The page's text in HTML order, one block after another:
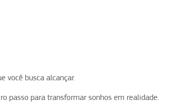
você busca alcançar.
passo para transformar sonhos em realidade.